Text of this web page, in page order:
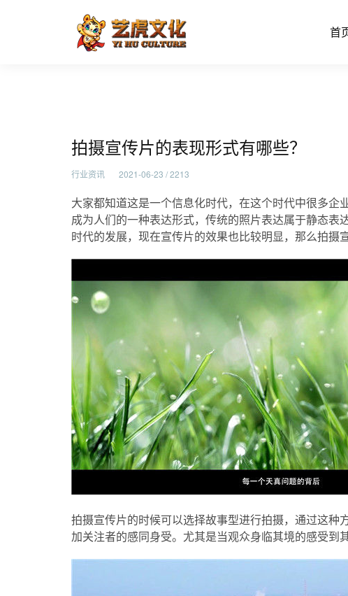
首
拍摄宣传片的表现形式有哪些？
拍摄宣传片的表现形式有哪些？
行业资讯 2021-06-23 / 2213
大家都知道这是一个信息化时代，在这个时代中很多
成为人们的一种表达形式，传统的照片表达属于静态
时代的发展，现在宣传片的效果也比较明显，那么拍摄
拍摄宣传片的时候可以选择故事型进行拍摄，通过这种
加关注者的感同身受。尤其是当观众身临其境的感受到